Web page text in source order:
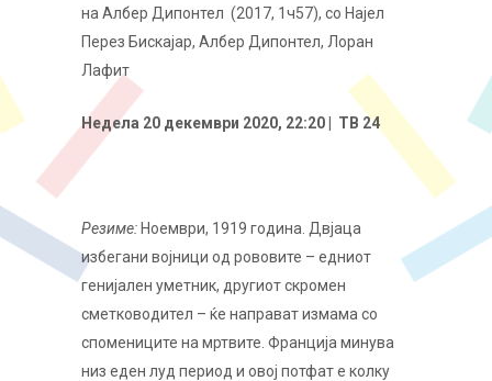
на Албер Дипонтел (2017, 1ч57), со Најел
Перез Бискајар, Албер Дипонтел, Лоран
Лафит
Недела 20 декември 2020, 22:20 | ТВ 24
Резиме: Ноември, 1919 година. Двјаца
избегани војници од рововите – едниот
генијален уметник, другиот скромен
сметководител – ќе направат измама со
спомениците на мртвите. Франција минува
низ еден луд период и овој потфат е колку